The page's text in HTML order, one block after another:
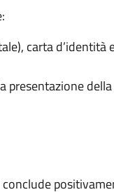
carta d’identità
presentazione